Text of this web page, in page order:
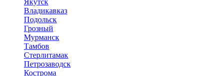
Якутск
Владикавказ
Подольск
Грозный
Мурманск
Тамбов
Стерлитамак
Петрозаводск
Кострома